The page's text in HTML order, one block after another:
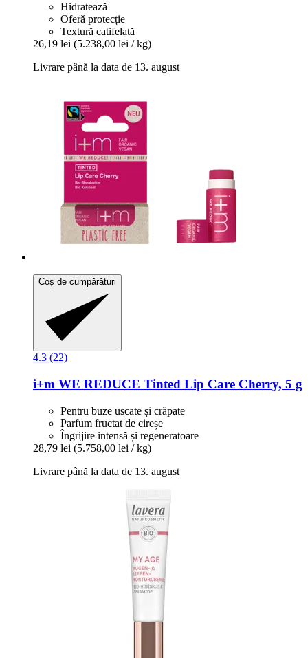
Hidratează
Oferă protecție
Textură catifelată
26,19 lei (5.238,00 lei / kg)
Livrare până la data de 13. august
Coș de cumpărături
4.3 (22)
i+m WE REDUCE Tinted Lip Care Cherry, 5 g
Pentru buze uscate și crăpate
Parfum fructat de cireșe
Îngrijire intensă și regeneratoare
28,79 lei (5.758,00 lei / kg)
Livrare până la data de 13. august